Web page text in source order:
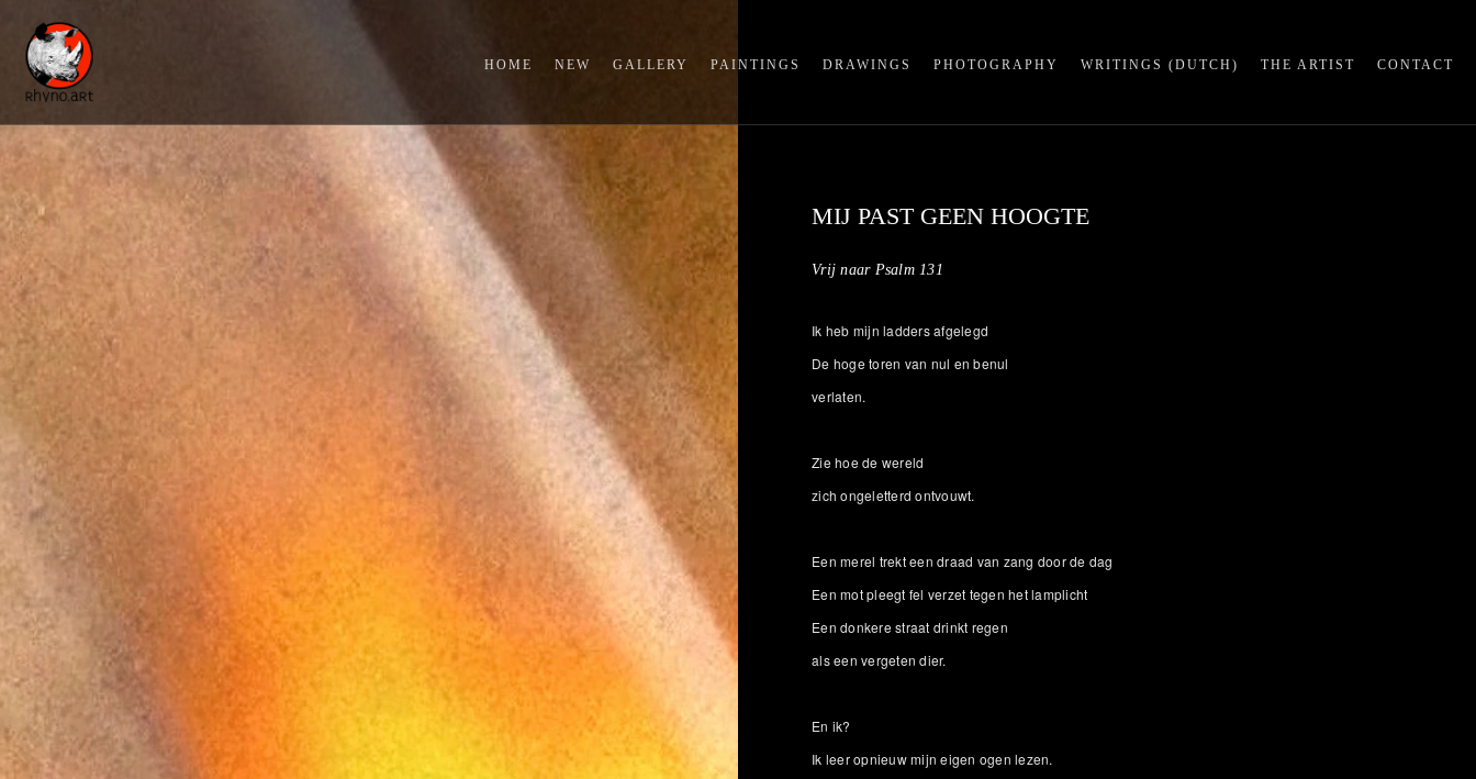
HOME NEW GALLERY PAINTINGS DRAWINGS PHOTOGRAPHY WRITINGS (DUTCH) THE ARTIST CONTACT
MIJ PAST GEEN HOOGTE
Vrij naar Psalm 131
Ik heb mijn ladders afgelegd
De hoge toren van nul en benul
verlaten.
Zie hoe de wereld
zich ongeletterd ontvouwt.
Een merel trekt een draad van zang door de dag
Een mot pleegt fel verzet tegen het lamplicht
Een donkere straat drinkt regen
als een vergeten dier.
En ik?
Ik leer opnieuw mijn eigen ogen lezen.